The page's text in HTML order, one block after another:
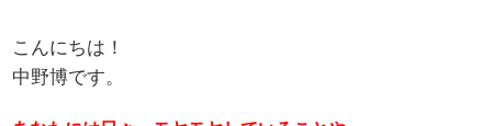
こんにちは！
中野博です。